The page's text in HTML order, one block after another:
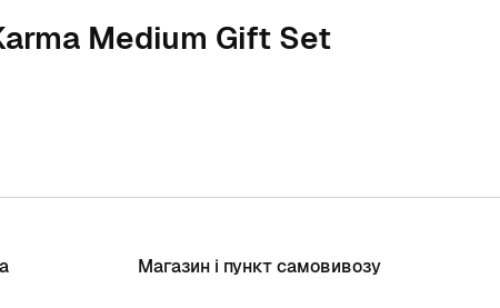
Medium Gift Set
Магазин і пункт самовивозу